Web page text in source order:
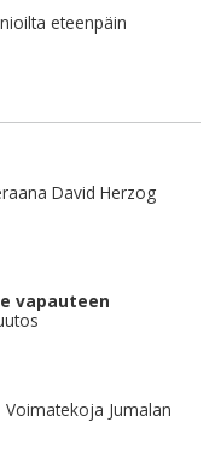
eteenpäin
David Herzog
vapauteen
Voimatekoja Jumalan